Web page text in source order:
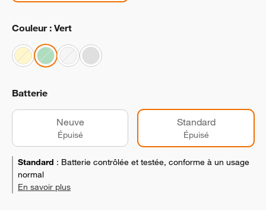
Couleur : Vert
Batterie
Neuve
Épuisé
Standard
Épuisé
Standard : Batterie contrôlée et testée, conforme à un usage
normal
En savoir plus